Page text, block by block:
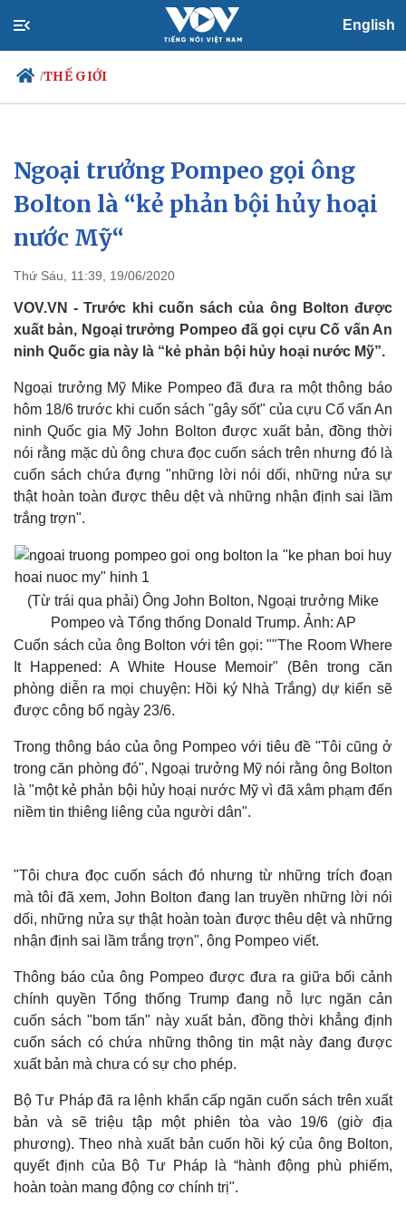
English
/THẾ GIỚI
Chính trị
Đảng
Tổ chức nhân sự
Quốc hội
Nhận diện sự thật
Xã hội
Tin 24h
Dự báo thời tiết
Ngoại trưởng Pompeo gọi ông
Bolton là “kẻ phản bội hủy hoại
nước Mỹ“
Thứ Sáu, 11:39, 19/06/2020
VOV.VN - Trước khi cuốn sách của ông Bolton được
xuất bản, Ngoại trưởng Pompeo đã gọi cựu Cố vấn An
ninh Quốc gia này là “kẻ phản bội hủy hoại nước Mỹ”.
Ngoại trưởng Mỹ Mike Pompeo đã đưa ra một thông báo
hôm 18/6 trước khi cuốn sách "gây sốt" của cựu Cố vấn An
ninh Quốc gia Mỹ John Bolton được xuất bản, đồng thời
nói rằng mặc dù ông chưa đọc cuốn sách trên nhưng đó là
cuốn sách chứa đựng "những lời nói dối, những nửa sự
thật hoàn toàn được thêu dệt và những nhận định sai lầm
trắng trợn".
(Từ trái qua phải) Ông John Bolton, Ngoại trưởng Mike
Pompeo và Tổng thống Donald Trump. Ảnh: AP
Cuốn sách của ông Bolton với tên gọi: ""The Room Where
It Happened: A White House Memoir" (Bên trong căn
phòng diễn ra mọi chuyện: Hồi ký Nhà Trắng) dự kiến sẽ
được công bố ngày 23/6.
Trong thông báo của ông Pompeo với tiêu đề "Tôi cũng ở
trong căn phòng đó", Ngoại trưởng Mỹ nói rằng ông Bolton
là "một kẻ phản bội hủy hoại nước Mỹ vì đã xâm phạm đến
niềm tin thiêng liêng của người dân".
"Tôi chưa đọc cuốn sách đó nhưng từ những trích đoạn
mà tôi đã xem, John Bolton đang lan truyền những lời nói
dối, những nửa sự thật hoàn toàn được thêu dệt và những
nhận định sai lầm trắng trợn", ông Pompeo viết.
Thông báo của ông Pompeo được đưa ra giữa bối cảnh
chính quyền Tổng thống Trump đang nỗ lực ngăn cản
cuốn sách "bom tấn" này xuất bản, đồng thời khẳng định
cuốn sách có chứa những thông tin mật này đang được
xuất bản mà chưa có sự cho phép.
Bộ Tư Pháp đã ra lệnh khẩn cấp ngăn cuốn sách trên xuất
bản và sẽ triệu tập một phiên tòa vào 19/6 (giờ địa
phương). Theo nhà xuất bản cuốn hồi ký của ông Bolton,
quyết định của Bộ Tư Pháp là “hành động phù phiếm,
hoàn toàn mang động cơ chính trị".